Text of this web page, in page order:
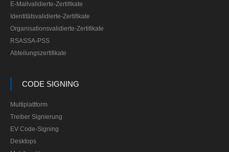
E-Mailvalidierte-Zertifikate
Identitätsvalidierte-Zertifikate
Organisationsvalidierte-Zertifikate
RSASSA-PSS
Abteilungszertifikate
CODE SIGNING
Multiplattform
Treiber Signierung
EV Code-Signing
Desktops